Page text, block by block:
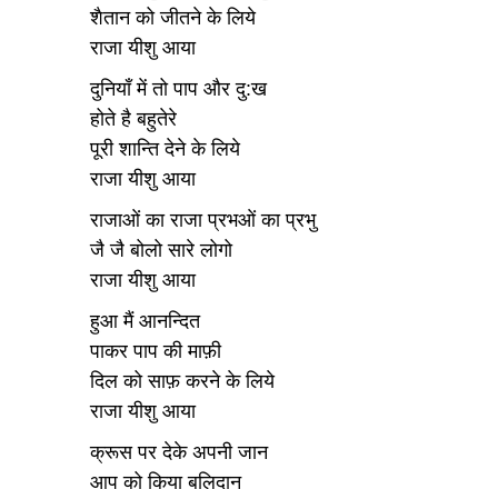
शैतान को जीतने के लिये
राजा यीशु आया
दुनियाँ में तो पाप और दु:ख
होते है बहुतेरे
पूरी शान्ति देने के लिये
राजा यीशु आया
राजाओं का राजा प्रभओं का प्रभु
जै जै बोलो सारे लोगो
राजा यीशु आया
हुआ मैं आनन्दित
पाकर पाप की माफ़ी
दिल को साफ़ करने के लिये
राजा यीशु आया
क्रूस पर देके अपनी जान
आप को किया बलिदान